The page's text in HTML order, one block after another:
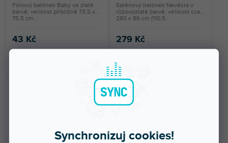
Synchronizuj cookies!
43 Kč
Fóliový balónek Baby ve zlaté
barvě, velikost přibližně 73,5 x
75,5 cm...
279 Kč
Saténový balónek Nevěsta v
růžovozlaté barvě, velikost cca
280 x 86 cm (110,5...